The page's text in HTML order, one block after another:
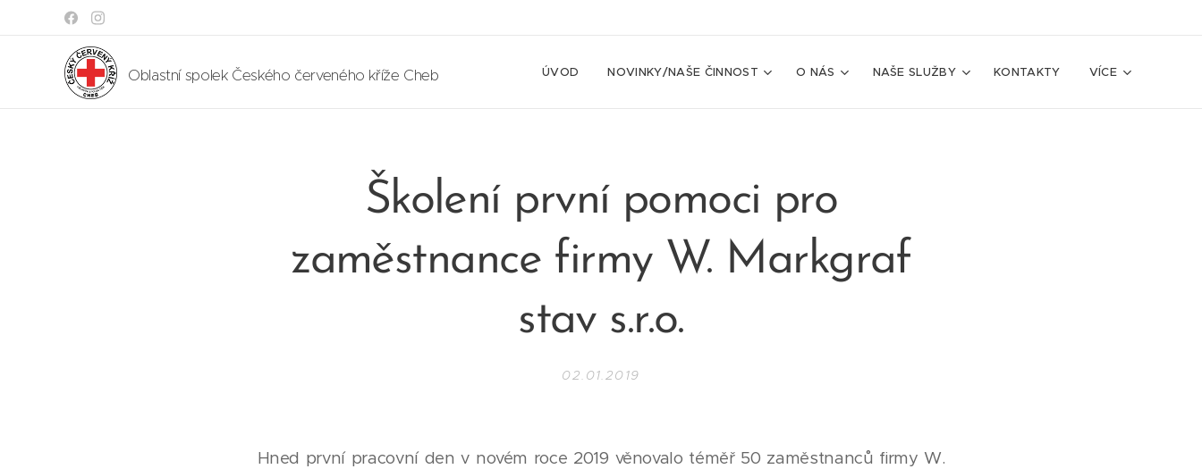
Oblastní spolek Českého červeného kříže Cheb ÚVOD NOVINKY/NAŠE ČINNOST O NÁS NAŠE SLUŽBY KONTAKTY VÍCE
Školení první pomoci pro
zaměstnance firmy W. Markgraf
stav s.r.o.
02.01.2019
Hned první pracovní den v novém roce 2019 věnovalo téměř 50 zaměstnanců firmy W.